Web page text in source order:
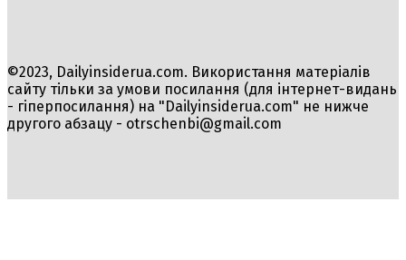
©2023, Dailyinsiderua.com. Використання матеріалів
сайту тільки за умови посилання (для інтернет-видань
- гіперпосилання) на "Dailyinsiderua.com" не нижче
другого абзацу - otrschenbi@gmail.com